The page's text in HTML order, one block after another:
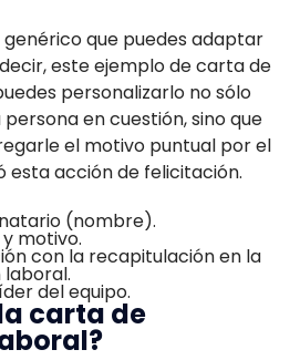
que puedes adaptar
este ejemplo de carta de
personalizarlo no sólo
en cuestión, sino que
el motivo puntual por el
esta acción de felicitación.
(nombre).
motivo.
con la recapitulación en la
del equipo.
carta de